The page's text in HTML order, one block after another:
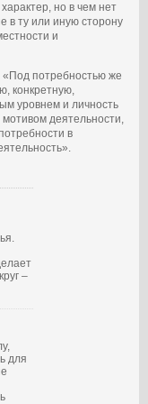
но в чем нет
в ту или иную сторону
и
«Под потребностью же
конкретную,
уровнем и личность
деятельности,
в
–
для